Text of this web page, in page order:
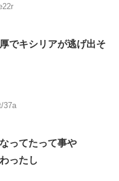
でキシリアが逃げ出そ
37a
ってたって事や
ったし